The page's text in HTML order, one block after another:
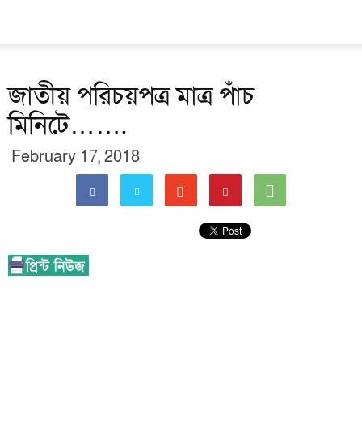
জাতীয় পরিচয়পত্র মাত্র পাঁচ
মিনিটে…….
February 17, 2018